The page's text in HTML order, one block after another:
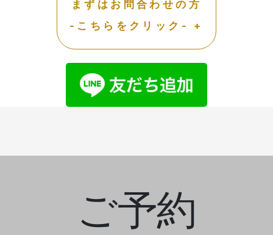
まずはお問合わせの方
-こちらをクリック- +
ご予約